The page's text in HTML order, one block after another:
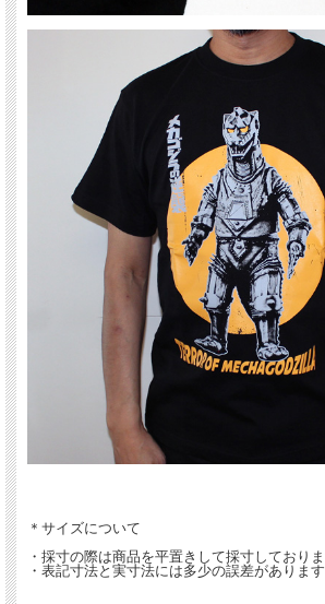
＊サイズについて
・採寸の際は商品を平置きして採寸しておりま
・表記寸法と実寸法には多少の誤差があります